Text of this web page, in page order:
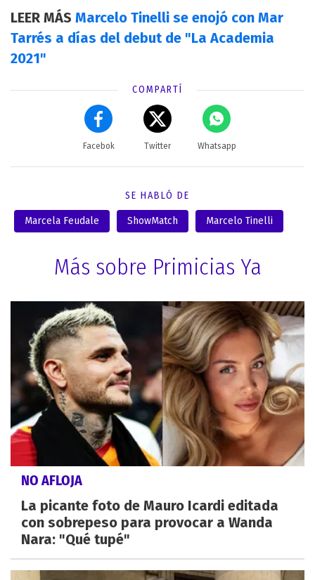
LEER MÁS Marcelo Tinelli se enojó con Mar
Tarrés a días del debut de "La Academia
2021"
COMPARTÍ
Facebok Twitter Whatsapp
SE HABLÓ DE
Marcela Feudale ShowMatch Marcelo Tinelli
Más sobre Primicias Ya
NO AFLOJA
La picante foto de Mauro Icardi editada
con sobrepeso para provocar a Wanda
Nara: "Qué tupé"